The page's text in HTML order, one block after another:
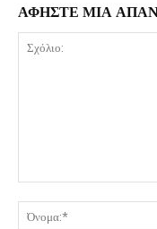
ΑΦΗΣΤΕ ΜΙΑ